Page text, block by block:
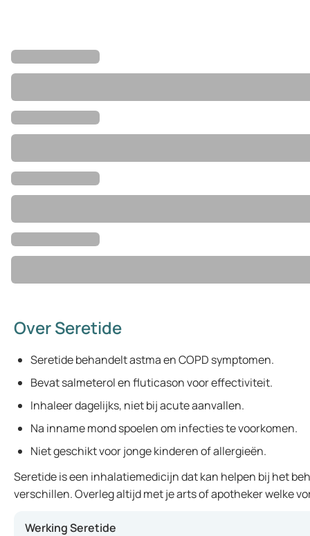
Over Seretide
Seretide behandelt astma en COPD symptomen.
Bevat salmeterol en fluticason voor effectiviteit.
Inhaleer dagelijks, niet bij acute aanvallen.
Na inname mond spoelen om infecties te voorkomen.
Niet geschikt voor jonge kinderen of allergieën.
Seretide is een inhalatiemedicijn dat kan helpen bij het
verschillen. Overleg altijd met je arts of apotheker welke
Werking Seretide